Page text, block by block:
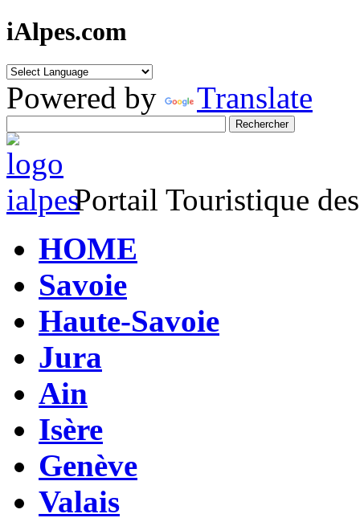
iAlpes.com
Powered by Translate
Portail Touristique
HOME
Savoie
Haute-Savoie
Jura
Ain
Isère
Genève
Valais